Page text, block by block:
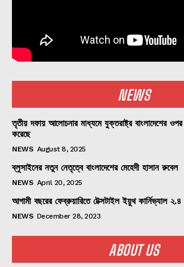
NEWS
তৃতীয় দফায় আলোচনার মাধ্যমে যুক্তরাষ্ট্র বাংলাদেশের
করেছে
NEWS August 8, 2025
ব্লুসাইনের নতুন নেতৃত্বে বাংলাদেশের মেহেদী হাসান রুবেল
NEWS April 20, 2025
আগামী বছরের ফেব্রুয়ারিতে টেক্সটাইল ইয়ুথ কার্নিভ্যাল ২.৪
NEWS December 28, 2023
ABOUT US